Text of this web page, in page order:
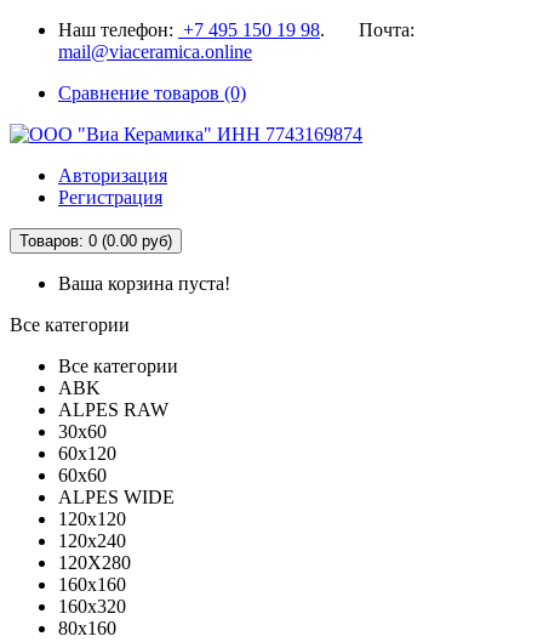
Наш телефон: +7 495 150 19 98. Почта:
mail@viaceramica.online
Сравнение товаров (0)
Авторизация
Регистрация
Товаров: 0 (0.00 руб)
Ваша корзина пуста!
Все категории
Все категории
ABK
ALPES RAW
30x60
60x120
60x60
ALPES WIDE
120x120
120x240
120X280
160x160
160x320
80x160